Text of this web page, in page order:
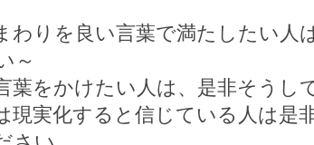
わりを良い言葉で満たしたい人
～
葉をかけたい人は、是非そうし
現実化すると信じている人は是